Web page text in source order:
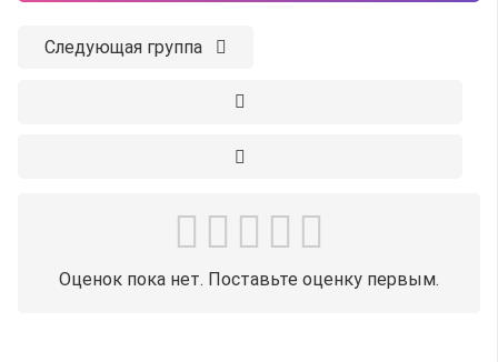
Следующая группа
Оценок пока нет. Поставьте оценку первым.